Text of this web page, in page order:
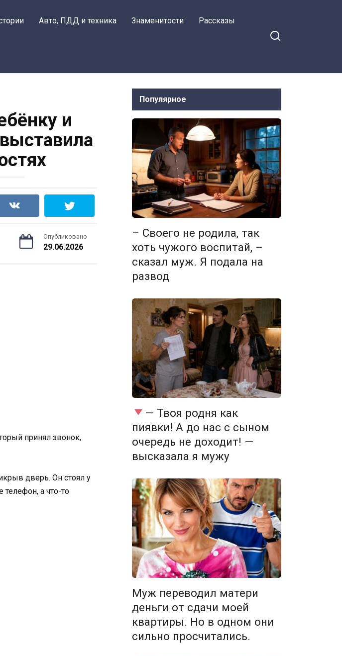
Авто, ПДД и техника Знаменитости Рассказы
и
Опубликовано
29.06.2026
принял звонок,
дверь. Он стоял у
телефон, а что-то
Популярное
– Своего не родила, так
хоть чужого воспитай, –
сказал муж. Я подала на
развод
— Твоя родня как
пиявки! А до нас с сыном
очередь не доходит! —
высказала я мужу
Муж переводил матери
деньги от сдачи моей
квартиры. Но в одном они
сильно просчитались.